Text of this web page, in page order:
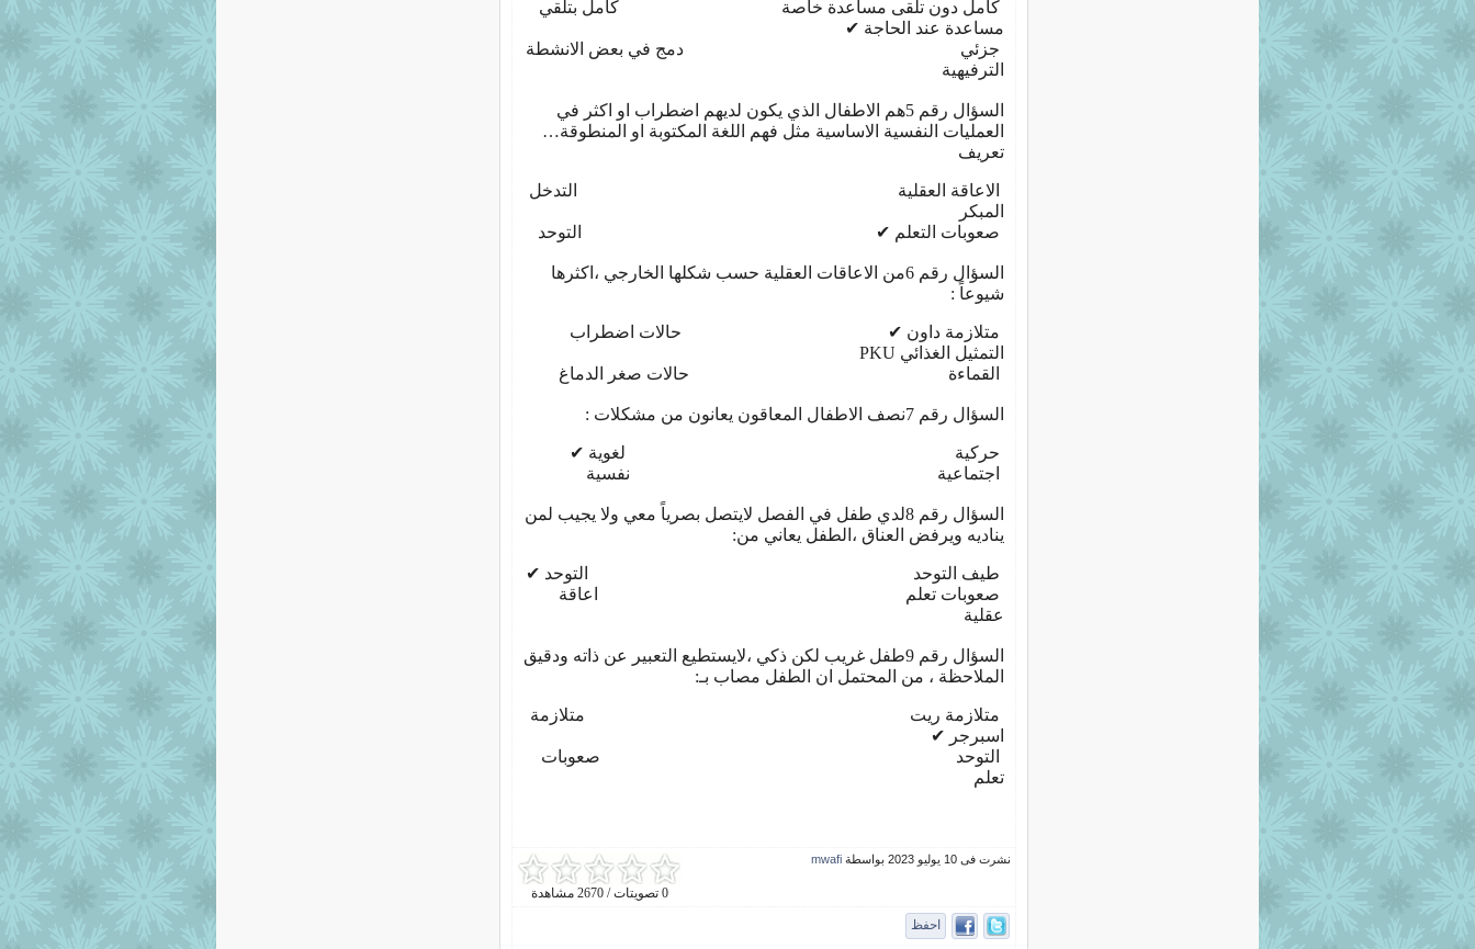
كامل دون تلقى مساعدة خاصة كامل بتلقي
مساعدة عند الحاجة ✔
جزئي دمج في بعض الانشطة
الترفيهية
السؤال رقم 5هم الاطفال الذي يكون لديهم اضطراب او اكثر في
العمليات النفسية الاساسية مثل فهم اللغة المكتوبة او المنطوقة…
تعريف
الاعاقة العقلية التدخل
المبكر
صعوبات التعلم ✔ التوحد
السؤال رقم 6من الاعاقات العقلية حسب شكلها الخارجي ،اكثرها
شيوعاً :
متلازمة داون ✔ حالات اضطراب
التمثيل الغذائي PKU
القماءة حالات صغر الدماغ
السؤال رقم 7نصف الاطفال المعاقون يعانون من مشكلات :
حركية لغوية ✔
اجتماعية نفسية
السؤال رقم 8لدي طفل في الفصل لايتصل بصرياً معي ولا يجيب لمن
يناديه ويرفض العناق ،الطفل يعاني من:
طيف التوحد التوحد ✔
صعوبات تعلم اعاقة
عقلية
السؤال رقم 9طفل غريب لكن ذكي ،لايستطيع التعبير عن ذاته ودقيق
الملاحظة ، من المحتمل ان الطفل مصاب بـ:
متلازمة ريت متلازمة
اسبرجر ✔
التوحد صعوبات
تعلم
0 تصويتات / 2670 مشاهدة
نشرت فى 10 يوليو 2023 بواسطة mwafi
احفظ